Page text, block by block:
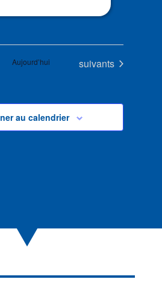
Aujourd’hui Évènements
suivants
au calendrier